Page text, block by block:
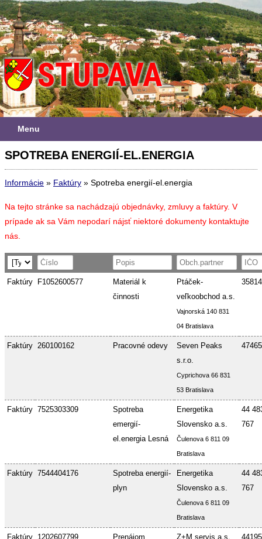
Menu
SPOTREBA ENERGIÍ-EL.ENERGIA
Informácie » Faktúry » Spotreba energií-el.energia
Na tejto stránke sa nachádzajú objednávky, zmluvy a faktúry. V
prípade ak sa Vám nepodarí nájsť niektoré dokumenty kontaktujte
nás.
Faktúry F1052600577
Materiál k
činnosti
Ptáček-
veľkoobchod a.s.
Vajnorská 140 831
04 Bratislava
Faktúry 260100162 Pracovné odevy
Seven Peaks
s.r.o.
Cyprichova 66 831
53 Bratislava
Faktúry 7525303309
Spotreba
emergií-
el.energia Lesná
Energetika
Slovensko a.s.
Čulenova 6 811 09
Bratislava
44
767
Faktúry 7544404176
Spotreba energií-
plyn
Energetika
Slovensko a.s.
Čulenova 6 811 09
Bratislava
44
767
Faktúry 1202607799
Prenájom
Z+M servis a.s.